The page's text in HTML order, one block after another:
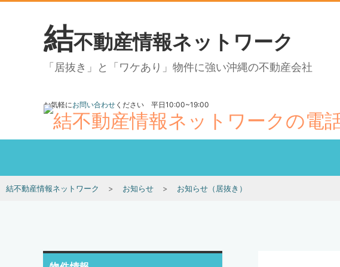
結不動産情報ネットワーク
「居抜き」と「ワケあり」物件に強い沖縄の不動産会社
お気軽にお問い合わせ ください 平日10:00~19:00
結不動産情報ネットワーク お知らせ お知らせ（居抜き）